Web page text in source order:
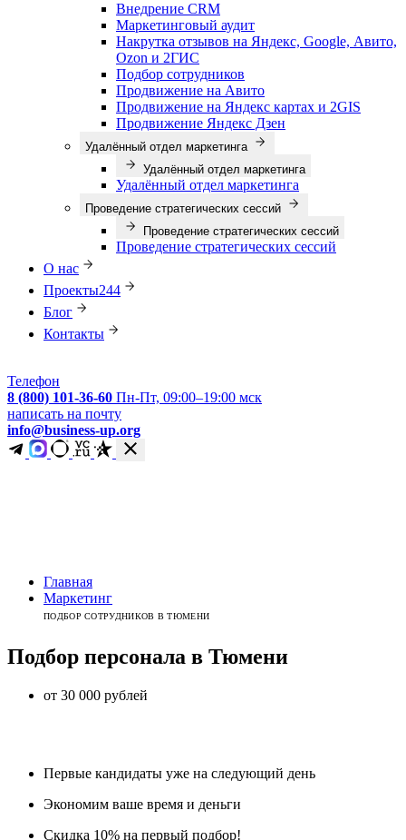
Внедрение CRM
Маркетинговый аудит
Накрутка отзывов на Яндекс, Google, Авито,
Ozon и 2ГИС
Подбор сотрудников
Продвижение на Авито
Продвижение на Яндекс картах и 2GIS
Продвижение Яндекс Дзен
Удалённый отдел маркетинга
Удалённый отдел маркетинга
Удалённый отдел маркетинга
Проведение стратегических сессий
Проведение стратегических сессий
Проведение стратегических сессий
О нас
Проекты244
Блог
Контакты
Телефон
8 (800) 101-36-60 Пн-Пт, 09:00–19:00 мск
написать на почту
info@business-up.org
Главная
Маркетинг
ПОДБОР СОТРУДНИКОВ В ТЮМЕНИ
Подбор персонала в Тюмени
от 30 000 рублей
Первые кандидаты уже на следующий день
Экономим ваше время и деньги
Скидка 10% на первый подбор!